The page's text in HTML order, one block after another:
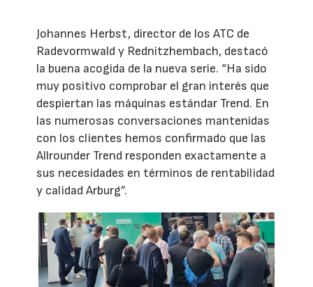
Johannes Herbst, director de los ATC de
Radevormwald y Rednitzhembach, destacó
la buena acogida de la nueva serie. “Ha sido
muy positivo comprobar el gran interés que
despiertan las máquinas estándar Trend. En
las numerosas conversaciones mantenidas
con los clientes hemos confirmado que las
Allrounder Trend responden exactamente a
sus necesidades en términos de rentabilidad
y calidad Arburg”.